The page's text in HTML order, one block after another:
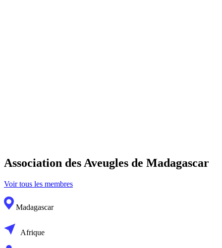
Association des Aveugles de Madagascar
Voir tous les membres
Madagascar
Afrique